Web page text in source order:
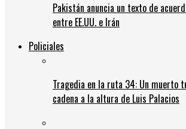
Pakistán anuncia un texto de
entre EE.UU. e Irán
Policiales
Tragedia en la ruta 34: Un muerto
cadena a la altura de Luis Palacios